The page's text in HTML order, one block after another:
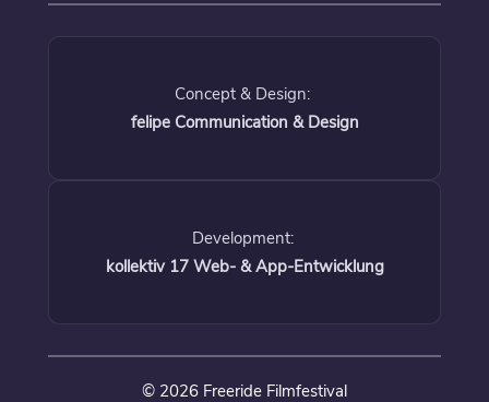
Concept & Design:
felipe Communication & Design
Development:
kollektiv 17 Web- & App-Entwicklung
© 2026 Freeride Filmfestival